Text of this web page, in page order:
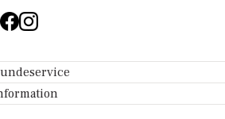
- Hjælpecenter
Tøjeksperten